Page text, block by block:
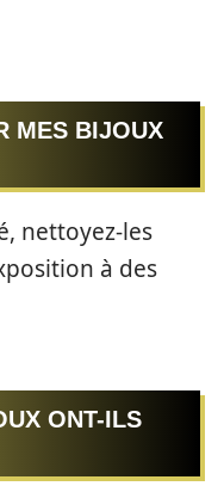
MES BIJOUX
nettoyez-les
à des
ONT-ILS